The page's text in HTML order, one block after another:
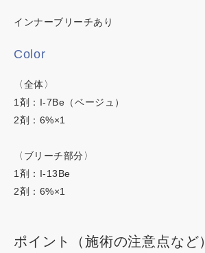
ネイチャーディープスピーディーカラー
この内容でヘアカラ
インナーブリーチあり
Color
〈全体〉
1剤：I-7Be（ベージュ）
2剤：6%×1
〈ブリーチ部分〉
1剤：I-13Be
2剤：6%×1
ポイント（施術の注意点など